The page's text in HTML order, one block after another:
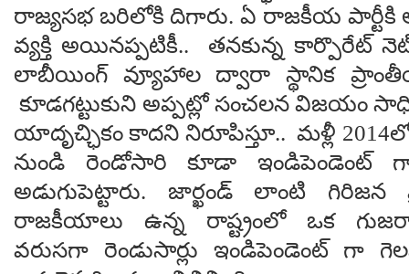
రాజ్యసభ బరిలోకి దిగారు. ఏ రాజకీయ పార్టీకి
వ్యక్తి అయినప్పటికీ.. తనకున్న కార్పొరేట్
లాబీయింగ్ వ్యూహాల ద్వారా స్థానిక
కూడగట్టుకుని అప్పట్లో సంచలన విజయం
యాదృచ్ఛికం కాదని నిరూపిస్తూ.. మళ్లీ
నుండి రెండోసారి కూడా
అడుగుపెట్టారు. జార్ఖండ్ లాంటి గిరిజన
రాజకీయాలు ఉన్న రాష్ట్రంలో ఒక
వరుసగా రెండుసార్లు ఇండిపెండెంట్ గా